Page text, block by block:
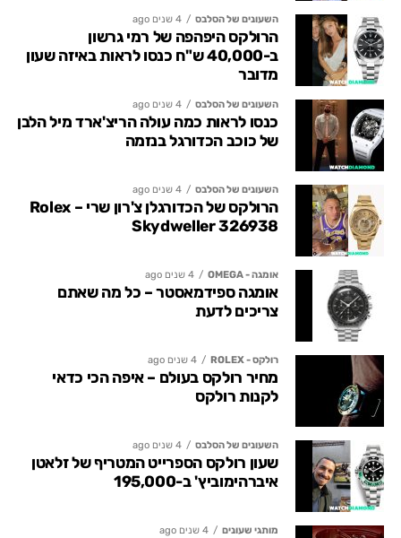
השעונים של הסלבס 4 שנים ago
הרולקס היפהפה של רמי גרשון
ב-40,000 ש"ח כנסו לראות באיזה שעון
מדובר
השעונים של הסלבס 4 שנים ago
כנסו לראות כמה עולה הריצ'ארד מיל הלבן
של כוכב הכדורגל בנזמה
השעונים של הסלבס 4 שנים ago
הרולקס של הכדורגלן צ'רון שרי – Rolex
Skydweller 326938
אומגה - OMEGA 4 שנים ago
אומגה ספידמאסטר – כל מה שאתם
צריכים לדעת
רולקס - ROLEX 4 שנים ago
מחיר רולקס בעולם – איפה הכי כדאי
לקנות רולקס
השעונים של הסלבס 4 שנים ago
שעון רולקס הספרייט המטריף של זלאטן
איברהימוביץ' ב-195,000
מותגי שעונים 4 שנים ago